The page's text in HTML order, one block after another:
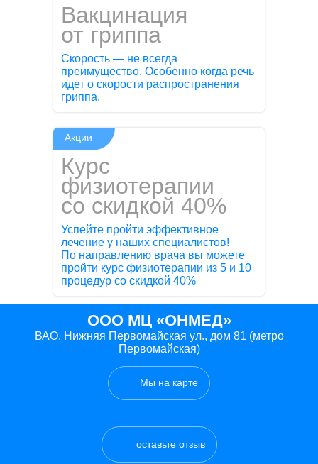
Вакцинация
от гриппа
Скорость — не всегда
преимущество. Особенно когда речь
идет о скорости распространения
гриппа.
Курс
физиотерапии
со скидкой 40%
Успейте пройти эффективное
лечение у наших специалистов!
По направлению врача вы можете
пройти курс физиотерапии из 5 и 10
процедур со скидкой 40%
Акции
ООО МЦ «ОНМЕД»
ВАО, Нижняя Первомайская ул., дом 81 (метро
Первомайская)
Мы на карте
оставьте отзыв